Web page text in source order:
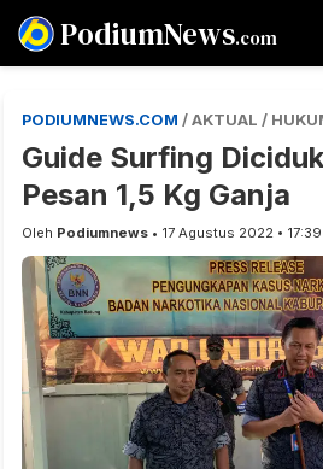
PodiumNews.com
PODIUMNEWS.COM / AKTUAL /
Guide Surfing
Pesan 1,5 Kg Ganja
Oleh Podiumnews • 17 Agustus 2022 •